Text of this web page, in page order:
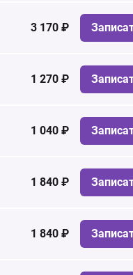
3 170 ₽
1 270 ₽
1 040 ₽
1 840 ₽
1 840 ₽